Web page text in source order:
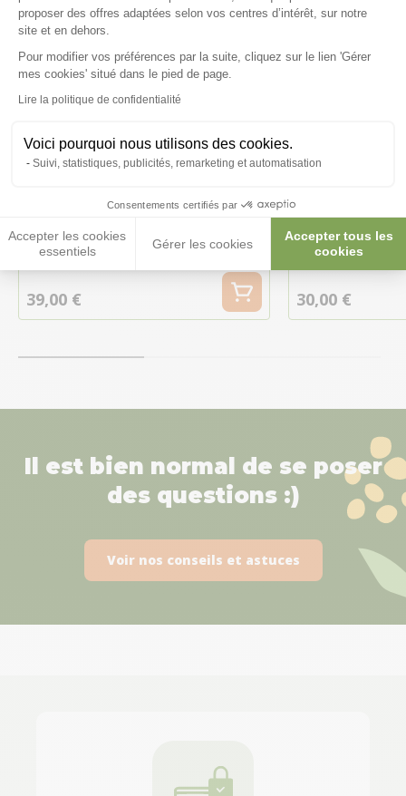
proposer des offres adaptées selon vos centres d’intérêt, sur notre
site et en dehors.
Pour modifier vos préférences par la suite, cliquez sur le lien 'Gérer
mes cookies' situé dans le pied de page.
Lire la politique de confidentialité
Voici pourquoi nous utilisons des cookies.
Suivi, statistiques, publicités, remarketing et automatisation
Consentements certifiés par
Accepter les cookies
essentiels
Gérer les cookies
Accepter tous les
cookies
Axeptio consent
Tiroir à déjections pour
poulailler Vorwerk 10 à 12
poules
39,00 €
poulailler
poules
30,00 €
Il est bien normal de se poser
des questions :)
Voir nos conseils et astuces